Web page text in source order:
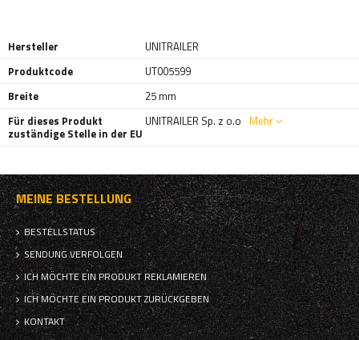
Hersteller
UNITRAILER
Produktcode
UT005599
Breite
25 mm
Für dieses Produkt
zuständige Stelle in der EU
UNITRAILER Sp. z o.o Mehr
MEINE BESTELLUNG
BESTELLSTATUS
SENDUNG VERFOLGEN
ICH MÖCHTE EIN PRODUKT REKLAMIEREN
ICH MÖCHTE EIN PRODUKT ZURÜCKGEBEN
KONTAKT